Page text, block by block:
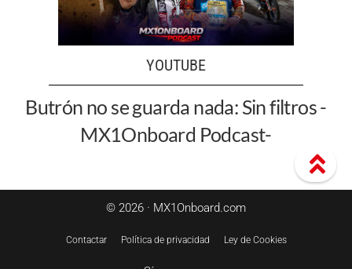
YOUTUBE
Butrón no se guarda nada: Sin filtros -
MX1Onboard Podcast-
© 2026 · MX1Onboard.com
Contactar Política de privacidad Ley de Cookies